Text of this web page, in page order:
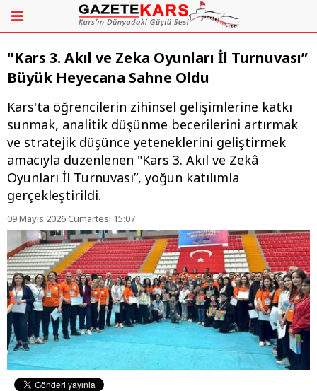
"Kars 3. Akıl ve Zeka Oyunları İl Turnuvası”
Büyük Heyecana Sahne Oldu
Kars'ta öğrencilerin zihinsel gelişimlerine katkı
sunmak, analitik düşünme becerilerini artırmak
ve stratejik düşünce yeteneklerini geliştirmek
amacıyla düzenlenen "Kars 3. Akıl ve Zekâ
Oyunları İl Turnuvası”, yoğun katılımla
gerçekleştirildi.
09 Mayıs 2026 Cumartesi 15:07